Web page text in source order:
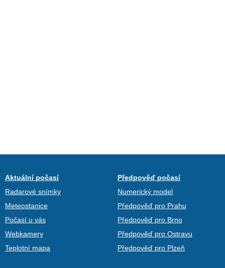
Aktuální počasí
Radarové snímky
Meteostanice
Počasí u vás
Webkamery
Teplotní mapa
Předpověď počasí
Numerický model
Předpověď pro Prahu
Předpověď pro Brno
Předpověď pro Ostravu
Předpověď pro Plzeň